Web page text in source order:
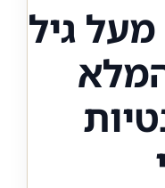
גיל
המלא